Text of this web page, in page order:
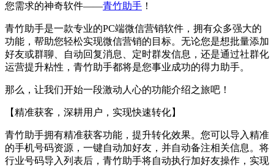
您需求的神奇软件——青竹助手 ！
青竹助手是一款专业的PC端微信营销软件，拥有众多强大的
功能，帮助您轻松实现微信营销的目标。无论您是想批量添加
好友或群聊、自动回复消息、定时群发信息，还是通过社群化
运营提升粘性，青竹助手都将是您事业成功的得力助手。
那么，让我们开始一段激动人心的功能介绍之旅吧！
【精准获客，深耕用户，实现快速转化】
青竹助手拥有精准获客功能，提升转化效果。您可以导入精准
的手机号码资源，一键自动加好友，并自动备注相关信息。将
行业号码导入列表后，青竹助手将自动执行加好友操作，实现